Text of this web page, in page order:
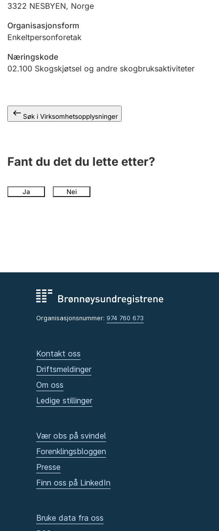
Ektepaktveileder
Offentlig sektor
3322 NESBYEN, Norge
Organisasjonsform
Enkeltpersonforetak
Næringskode
02.100 Skogskjøtsel og andre skogbruksaktiviteter
Søk i Virksomhetsopplysninger
Fant du det du lette etter?
Ja Nei
Organisasjonsnummer: 974 760 673
Kontakt oss
Driftsmeldinger
Om oss
Ledige stillinger
Vær obs på svindel
Forenklingsbloggen
Presse
Finn oss på LinkedIn
Bruke data fra oss